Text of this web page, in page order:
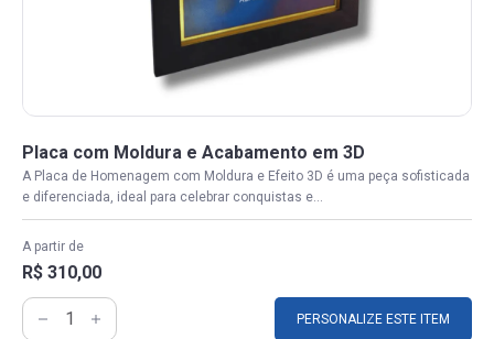
Placa com Moldura e Acabamento em 3D
A Placa de Homenagem com Moldura e Efeito 3D é uma peça sofisticada
e diferenciada, ideal para celebrar conquistas e...
A partir de
R$ 310,00
PERSONALIZE ESTE ITEM